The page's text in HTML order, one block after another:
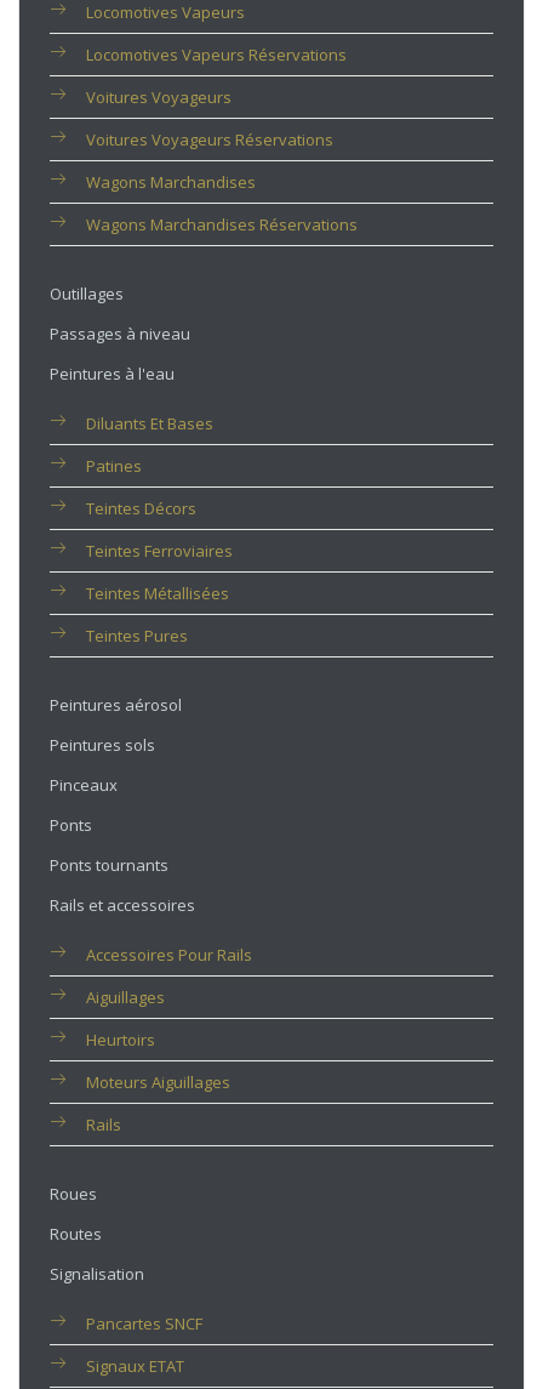
Locomotives Vapeurs
Locomotives Vapeurs Réservations
Voitures Voyageurs
Voitures Voyageurs Réservations
Wagons Marchandises
Wagons Marchandises Réservations
Outillages
Passages à niveau
Peintures à l'eau
Diluants Et Bases
Patines
Teintes Décors
Teintes Ferroviaires
Teintes Métallisées
Teintes Pures
Peintures aérosol
Peintures sols
Pinceaux
Ponts
Ponts tournants
Rails et accessoires
Accessoires Pour Rails
Aiguillages
Heurtoirs
Moteurs Aiguillages
Rails
Roues
Routes
Signalisation
Pancartes SNCF
Signaux ETAT